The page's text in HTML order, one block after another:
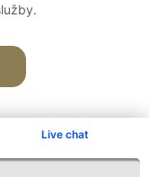
Live chat